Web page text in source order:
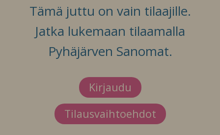
Tämä juttu on vain tilaajille.
Jatka lukemaan tilaamalla
Pyhäjärven Sanomat.
Kirjaudu
Tilausvaihtoehdot